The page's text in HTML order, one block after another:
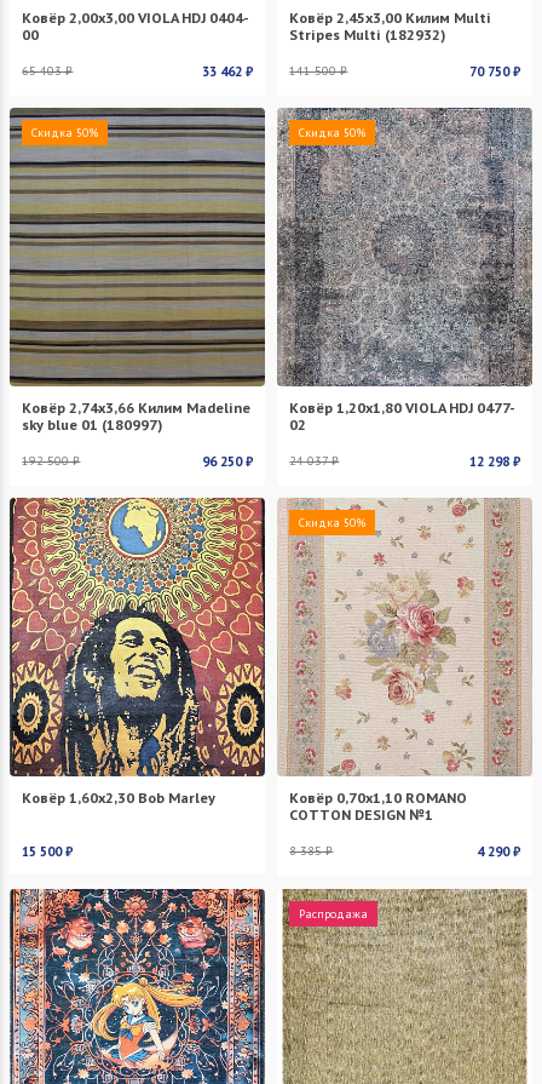
Ковёр 2,00х3,00 VIOLA HDJ 0404-
00
65 403 ₽ 33 462 ₽
Ковёр 2,45х3,00 Килим Multi
Stripes Multi (182932)
141 500 ₽ 70 750 ₽
Скидка 50%
Ковёр 2,74х3,66 Килим Madeline
sky blue 01 (180997)
192 500 ₽ 96 250 ₽
Скидка 50%
Ковёр 1,20х1,80 VIOLA HDJ 0477-
02
24 037 ₽ 12 298 ₽
Ковёр 1,60х2,30 Bob Marley
15 500 ₽
Скидка 50%
Ковёр 0,70х1,10 ROMANO
COTTON DESIGN №1
8 385 ₽ 4 290 ₽
Распродажа